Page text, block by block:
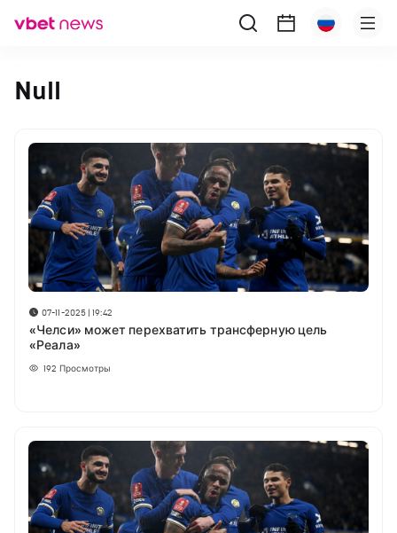
Null
07-11-2025 | 19:42
«Челси» может перехватить трансферную цель
«Реала»
192 Просмотры